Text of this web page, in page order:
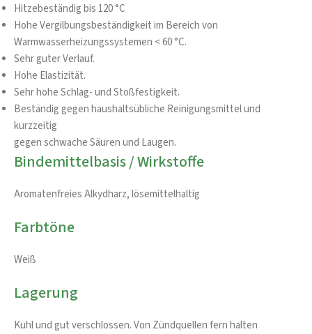
Hitzebeständig bis 120 °C
Hohe Vergilbungsbeständigkeit im Bereich von
Warmwasserheizungssystemen < 60 °C.
Sehr guter Verlauf.
Hohe Elastizität.
Sehr hohe Schlag- und Stoßfestigkeit.
Beständig gegen haushaltsübliche Reinigungsmittel und
kurzzeitig
gegen schwache Säuren und Laugen.
Bindemittelbasis / Wirkstoffe
Aromatenfreies Alkydharz, lösemittelhaltig
Farbtöne
Weiß
Lagerung
Kühl und gut verschlossen. Von Zündquellen fern halten